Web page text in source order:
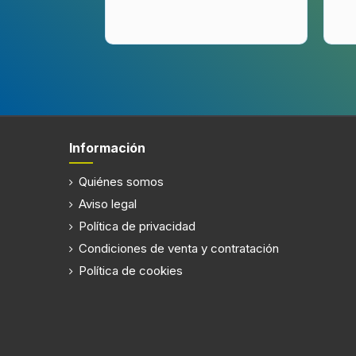
Audio
Número de altavoces
Descriptor de preselección de
Información
Quiénes somos
Aviso legal
Política de privacidad
Condiciones de venta y contratación
Política de cookies